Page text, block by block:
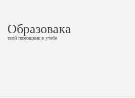
Образовака
твой помощник в учебе